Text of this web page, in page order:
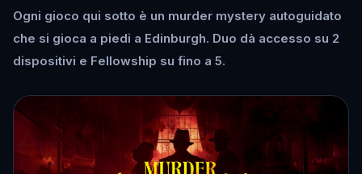
Ogni gioco qui sotto è un murder mystery autoguidato
che si gioca a piedi a Edinburgh. Duo dà accesso su 2
dispositivi e Fellowship su fino a 5.